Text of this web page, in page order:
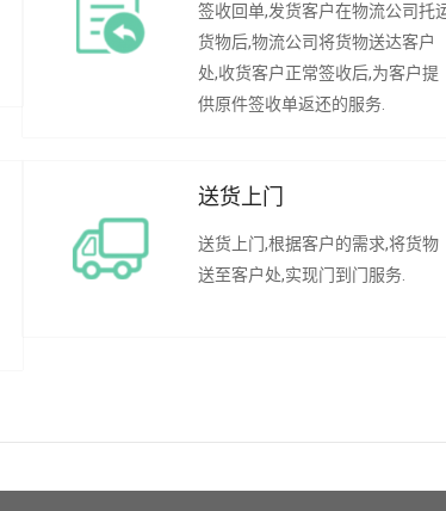
签收回单,发货客户在物流公司托
货物后,物流公司将货物送达客户
处,收货客户正常签收后,为客户提
供原件签收单返还的服务.
送货上门
送货上门,根据客户的需求,将货物
送至客户处,实现门到门服务.